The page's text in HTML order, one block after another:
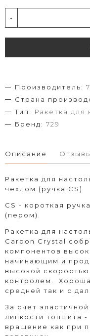
-
Производитель:
Страна
Тип:
Ракетка для
Бренд: 729
Описание Отзывы
Ракетка для
чехлом (ручка CS)
CS - короткая
(пером).
Ракетка для
Carbon Crystal
компонентов
начинающим и
высокой
контролем.
средней так и с
За счет
липкости топшита
вращение как при